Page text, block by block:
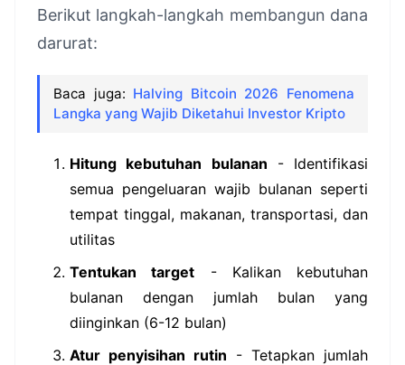
Berikut langkah-langkah membangun dana
darurat:
Baca juga: Halving Bitcoin 2026 Fenomena
Langka yang Wajib Diketahui Investor Kripto
Hitung kebutuhan bulanan - Identifikasi
semua pengeluaran wajib bulanan seperti
tempat tinggal, makanan, transportasi, dan
utilitas
Tentukan target - Kalikan kebutuhan
bulanan dengan jumlah bulan yang
diinginkan (6-12 bulan)
Atur penyisihan rutin - Tetapkan jumlah